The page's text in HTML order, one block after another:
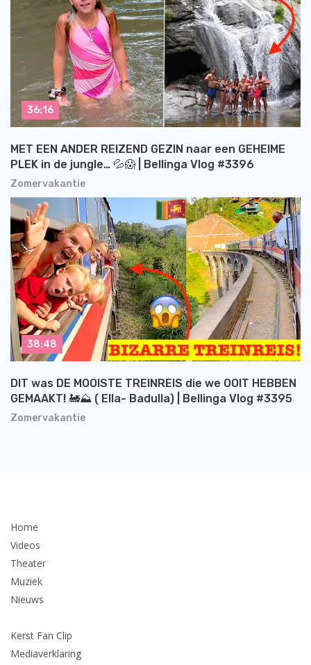
Zomervakantie
MET EEN ANDER REIZEND GEZIN naar een GEHEIME
PLEK in de jungle… 💦😱 | Bellinga Vlog #3396
36:16
Zomervakantie
DIT was DE MOOISTE TREINREIS die we OOIT HEBBEN
GEMAAKT! 🚂⛰️ ( Ella- Badulla) | Bellinga Vlog #3395
38:48
Home
Videos
Theater
Muziek
Nieuws
Kerst Fan Clip
Mediaverklaring